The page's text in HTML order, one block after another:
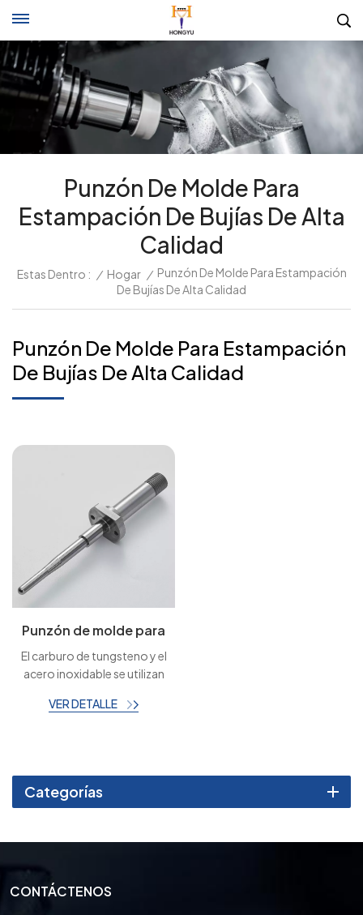
Punzón De Molde Para
Estampación De Bujías De Alta
Calidad
Estas Dentro : / Hogar / Punzón De Molde Para Estampación
De Bujías De Alta Calidad
Punzón De Molde Para Estampación
De Bujías De Alta Calidad
Punzón de molde para
estampación de bujías
de automóvil con
carburo y acero.
El carburo de tungsteno y el
acero inoxidable se utilizan
industrias debido a sus
materiales requiere técnicas
y consideraciones
soldadores cualificados, los
VER DETALLE
Categorías
CONTÁCTENOS